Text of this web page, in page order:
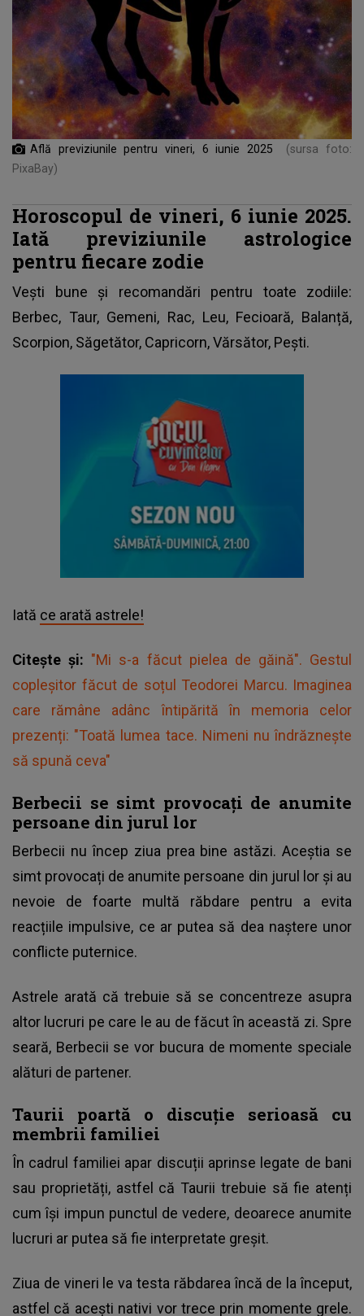
Află previziunile pentru vineri, 6 iunie 2025
(sursa foto:
PixaBay)
Horoscopul de vineri, 6 iunie 2025.
Iată previziunile astrologice
pentru fiecare zodie
Vești bune și recomandări pentru toate zodiile:
Berbec, Taur, Gemeni, Rac, Leu, Fecioară, Balanță,
Scorpion, Săgetător, Capricorn, Vărsător, Pești.
Iată ce arată astrele!
Citește și: "Mi s-a făcut pielea de găină". Gestul
copleșitor făcut de soțul Teodorei Marcu. Imaginea
care rămâne adânc întipărită în memoria celor
prezenți: "Toată lumea tace. Nimeni nu îndrăznește
să spună ceva"
Berbecii se simt provocați de anumite
persoane din jurul lor
Berbecii nu încep ziua prea bine astăzi. Aceștia se
simt provocați de anumite persoane din jurul lor și au
nevoie de foarte multă răbdare pentru a evita
reacțiile impulsive, ce ar putea să dea naștere unor
conflicte puternice.
Astrele arată că trebuie să se concentreze asupra
altor lucruri pe care le au de făcut în această zi. Spre
seară, Berbecii se vor bucura de momente speciale
alături de partener.
Taurii poartă o discuție serioasă cu
membrii familiei
În cadrul familiei apar discuții aprinse legate de bani
sau proprietăți, astfel că Taurii trebuie să fie atenți
cum își impun punctul de vedere, deoarece anumite
lucruri ar putea să fie interpretate greșit.
Ziua de vineri le va testa răbdarea încă de la început,
astfel că acești nativi vor trece prin momente grele.